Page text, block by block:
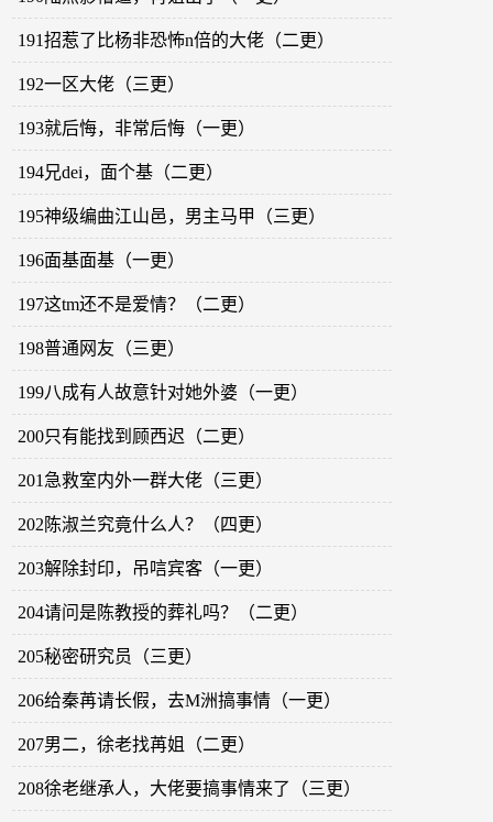
191招惹了比杨非恐怖n倍的大佬（二更）
192一区大佬（三更）
193就后悔，非常后悔（一更）
194兄dei，面个基（二更）
195神级编曲江山邑，男主马甲（三更）
196面基面基（一更）
197这tm还不是爱情？（二更）
198普通网友（三更）
199八成有人故意针对她外婆（一更）
200只有能找到顾西迟（二更）
201急救室内外一群大佬（三更）
202陈淑兰究竟什么人？（四更）
203解除封印，吊唁宾客（一更）
204请问是陈教授的葬礼吗？（二更）
205秘密研究员（三更）
206给秦苒请长假，去M洲搞事情（一更）
207男二，徐老找苒姐（二更）
208徐老继承人，大佬要搞事情来了（三更）